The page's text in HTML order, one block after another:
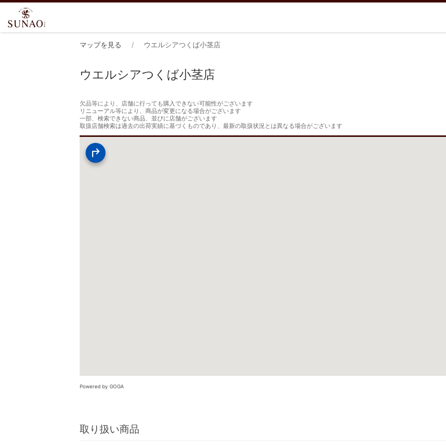
マップを見る ウエルシアつくば小茎店
ウエルシアつくば小茎店
欠品等により、店舗に行っても購入できない可能性がございます
リニューアル等により、商品が変更になる場合がございます
一部、検索できない商品、並びに店舗がございます
取扱店舗検索は過去の出荷実績に基づくものであり、最新の取扱状況とは異なる場合がございます
Powered by GOGA
取り扱い商品